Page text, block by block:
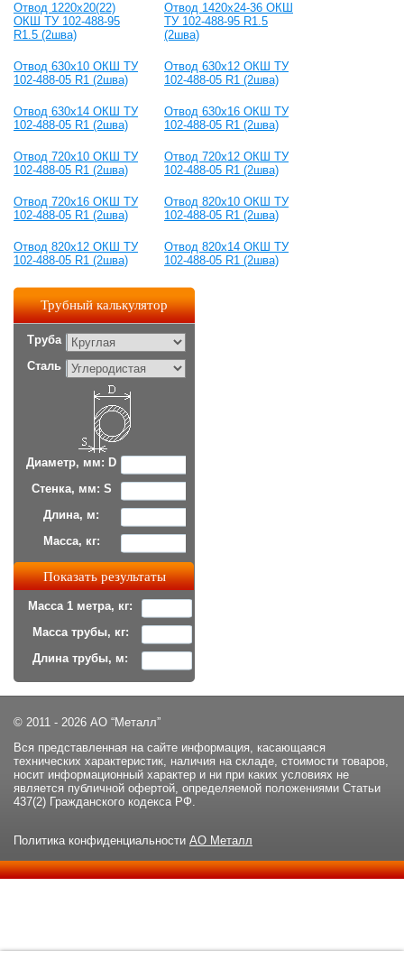
Отвод 1220x20(22)
ОКШ ТУ 102-488-95
R1.5 (2шва)
Отвод 1420х24-36 ОКШ
ТУ 102-488-95 R1.5
(2шва)
Отвод 630x10 ОКШ ТУ
102-488-05 R1 (2шва)
Отвод 630x12 ОКШ ТУ
102-488-05 R1 (2шва)
Отвод 630x14 ОКШ ТУ
102-488-05 R1 (2шва)
Отвод 630x16 ОКШ ТУ
102-488-05 R1 (2шва)
Отвод 720x10 ОКШ ТУ
102-488-05 R1 (2шва)
Отвод 720x12 ОКШ ТУ
102-488-05 R1 (2шва)
Отвод 720x16 ОКШ ТУ
102-488-05 R1 (2шва)
Отвод 820x10 ОКШ ТУ
102-488-05 R1 (2шва)
Отвод 820x12 ОКШ ТУ
102-488-05 R1 (2шва)
Отвод 820x14 ОКШ ТУ
102-488-05 R1 (2шва)
Трубный калькулятор
Труба
Сталь
Диаметр, мм: D
Стенка, мм: S
Длина, м:
Масса, кг:
Масса 1 метра, кг:
Масса трубы, кг:
Длина трубы, м:
© 2011 - 2026 АО “Металл”
Вся представленная на сайте информация, касающаяся
технических характеристик, наличия на складе, стоимости товаров,
носит информационный характер и ни при каких условиях не
является публичной офертой, определяемой положениями Статьи
437(2) Гражданского кодекса РФ.
Политика конфиденциальности АО Металл